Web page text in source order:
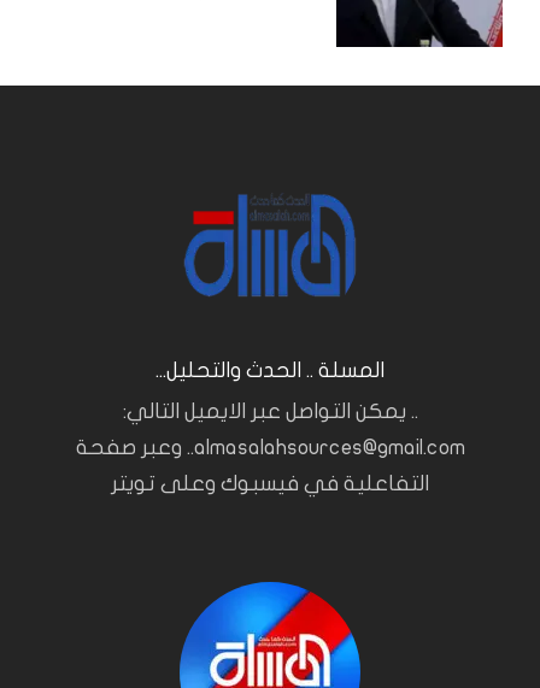
المسلة .. الحدث والتحليل...
.. يمكن التواصل عبر الايميل التالي:
almasalahsources@gmail.com.. وعبر صفحة
التفاعلية في فيسبوك وعلى تويتر